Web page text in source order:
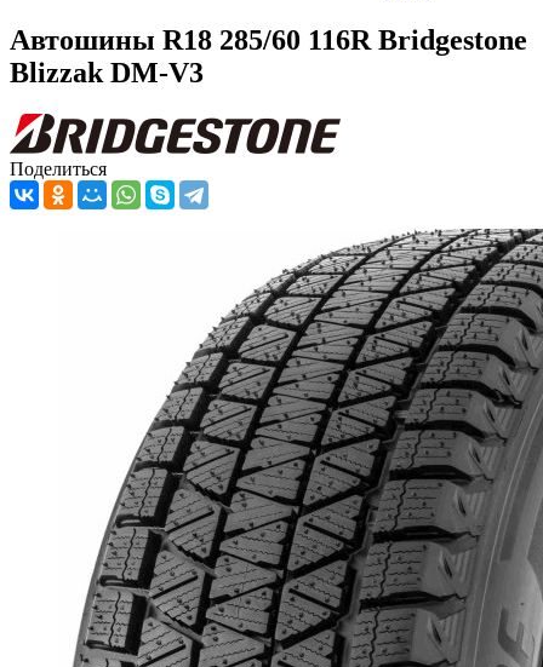
Автошины R18 285/60 116R Bridgestone
Blizzak DM-V3
Поделиться